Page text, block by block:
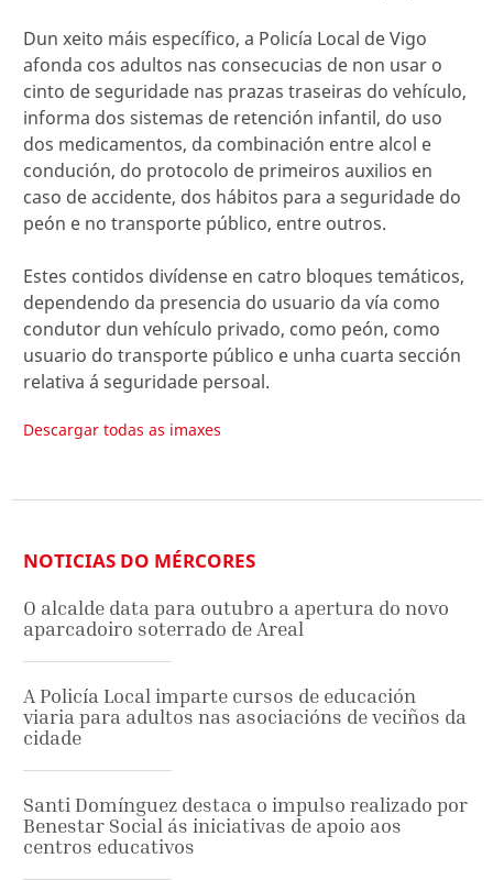
Dun xeito máis específico, a Policía Local de Vigo
afonda cos adultos nas consecucias de non usar o
cinto de seguridade nas prazas traseiras do vehículo,
informa dos sistemas de retención infantil, do uso
dos medicamentos, da combinación entre alcol e
condución, do protocolo de primeiros auxilios en
caso de accidente, dos hábitos para a seguridade do
peón e no transporte público, entre outros.
Estes contidos divídense en catro bloques temáticos,
dependendo da presencia do usuario da vía como
condutor dun vehículo privado, como peón, como
usuario do transporte público e unha cuarta sección
relativa á seguridade persoal.
Descargar todas as imaxes
NOTICIAS DO MÉRCORES
O alcalde data para outubro a apertura do novo
aparcadoiro soterrado de Areal
A Policía Local imparte cursos de educación
viaria para adultos nas asociacións de veciños da
cidade
Santi Domínguez destaca o impulso realizado por
Benestar Social ás iniciativas de apoio aos
centros educativos